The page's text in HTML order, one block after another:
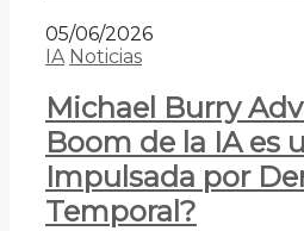
05/06/2026
IA Noticias
Michael Burry
Boom de la IA es
Impulsada por
Temporal?